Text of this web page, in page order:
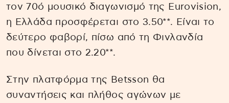
τον 70ό μουσικό διαγωνισμό της Eurovision,
η Ελλάδα προσφέρεται στο 3.50**. Είναι το
δεύτερο φαβορί, πίσω από τη Φινλανδία
που δίνεται στο 2.20**.
Στην πλατφόρμα της Betsson θα
συναντήσεις και πλήθος αγώνων με